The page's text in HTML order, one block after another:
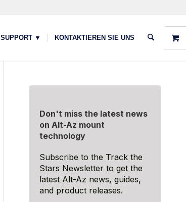
SUPPORT ▼ KONTAKTIEREN SIE UNS
Don't miss the latest news
on Alt-Az mount
technology
Subscribe to the Track the
Stars Newsletter to get the
latest Alt-Az news, guides,
and product releases.